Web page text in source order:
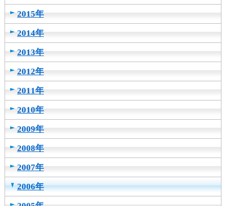
2015年
2014年
2013年
2012年
2011年
2010年
2009年
2008年
2007年
2006年